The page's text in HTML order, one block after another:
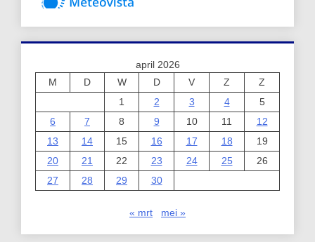
april 2026
M
D W D V Z
Z
1
2 3 4
5
6
7 8 9 10 11
12
13
14 15 16 17 18
19
20
21 22 23 24 25
26
27
28 29 30
« mrt mei »